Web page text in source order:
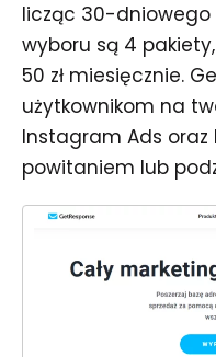
licząc 30-dniowego
wyboru są 4
50 zł miesięcznie.
użytkownikom na
Instagram Ads
powitaniem lub